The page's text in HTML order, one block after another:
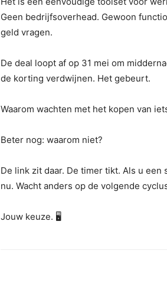
Geen bedrijfsoverhead. Gewoon
geld vragen.
De deal loopt af op 31 mei om
de korting verdwijnen. Het gebeurt.
Waarom wachten met het kopen van
Beter nog: waarom niet?
De link zit daar. De timer tikt. Als u
nu. Wacht anders op de volgende
Jouw keuze. 🖥️